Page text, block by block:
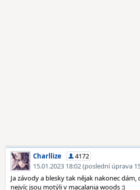
Charllize
4172
15.01.2023 18:02 (poslední úprava
Ja závody a blesky tak nějak nakonec
nejvíc jsou motýli v macalania woods :)